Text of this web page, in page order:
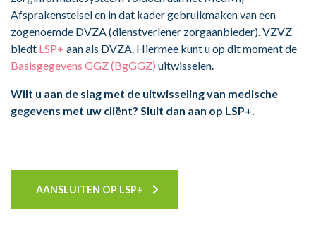
Afsprakenstelsel en in dat kader gebruikmaken van een
zogenoemde DVZA (dienstverlener zorgaanbieder). VZVZ
biedt LSP+ aan als DVZA. Hiermee kunt u op dit moment de
Basisgegevens GGZ (BgGGZ) uitwisselen.
Wilt u aan de slag met de uitwisseling van medische
gegevens met uw cliënt? Sluit dan aan op LSP+.
AANSLUITEN OP LSP+